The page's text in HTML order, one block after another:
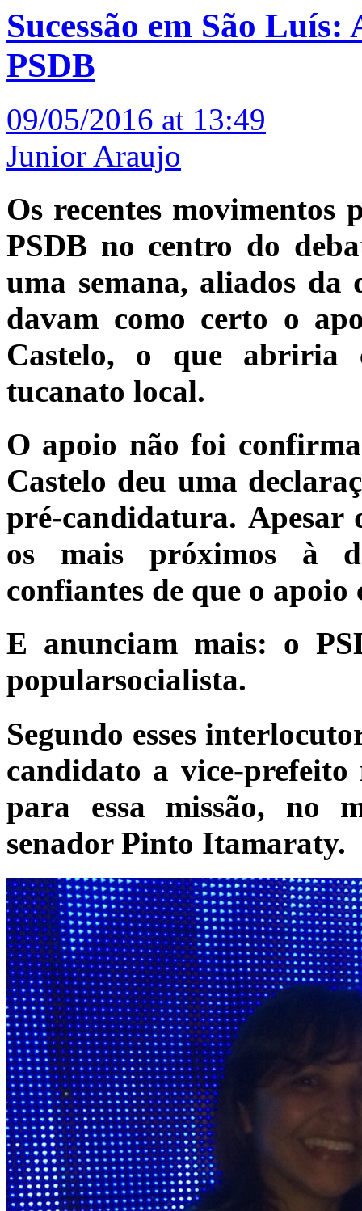
Sucessão em São
PSDB
09/05/2016 at 13:49
Junior Araujo
Os recentes movimentos
PSDB no centro do
uma semana, aliados da
davam como certo o
Castelo, o que abriria
tucanato local.
O apoio não foi
Castelo deu uma
pré-candidatura. Apesar
os mais próximos à
confiantes de que o apoio
E anunciam mais: o
popularsocialista.
Segundo esses
candidato a vice-
para essa missão, no
senador Pinto Itamaraty.